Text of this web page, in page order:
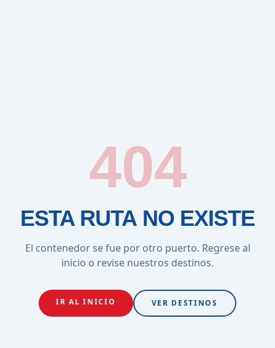
404
ESTA RUTA NO EXISTE
El contenedor se fue por otro puerto. Regrese al
inicio o revise nuestros destinos.
IR AL INICIO VER DESTINOS